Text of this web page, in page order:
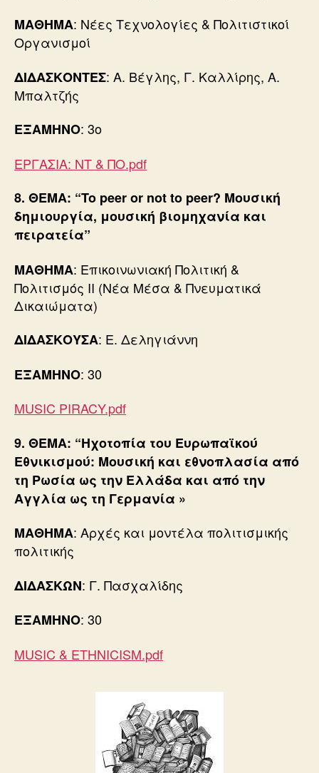
ΜΑΘΗΜΑ: Νέες Τεχνολογίες & Πολιτιστικοί
Οργανισμοί
ΔΙΔΑΣΚΟΝΤΕΣ: Α. Βέγλης, Γ. Καλλίρης, Α.
Μπαλτζής
ΕΞΑΜΗΝΟ: 3ο
ΕΡΓΑΣΙΑ: ΝΤ & ΠΟ.pdf
8. ΘΕΜΑ: “To peer or not to peer? Μουσική
δημιουργία, μουσική βιομηχανία και
πειρατεία”
ΜΑΘΗΜΑ: Επικοινωνιακή Πολιτική &
Πολιτισμός ΙΙ (Νέα Μέσα & Πνευματικά
Δικαιώματα)
ΔΙΔΑΣΚΟΥΣΑ: Ε. Δεληγιάννη
ΕΞΑΜΗΝΟ: 30
MUSIC PIRACY.pdf
9. ΘΕΜΑ: “Ηχοτοπία του Ευρωπαϊκού
Εθνικισμού: Μουσική και εθνοπλασία από
τη Ρωσία ως την Ελλάδα και από την
Αγγλία ως τη Γερμανία »
ΜΑΘΗΜΑ: Αρχές και μοντέλα πολιτισμικής
πολιτικής
ΔΙΔΑΣΚΩΝ: Γ. Πασχαλίδης
ΕΞΑΜΗΝΟ: 30
MUSIC & ETHNICISM.pdf